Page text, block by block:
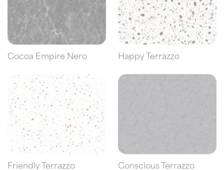
Cocoa Empire Nero Happy Terrazzo
Friendly Terrazzo Conscious Terrazzo